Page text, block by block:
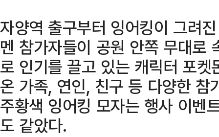
자양역 출구부터 잉어킹이 그려
멘 참가자들이 공원 안쪽 무대로
로 인기를 끌고 있는 캐릭터 포
온 가족, 연인, 친구 등 다양한 참
주황색 잉어킹 모자는 행사 이벤
도 같았다.